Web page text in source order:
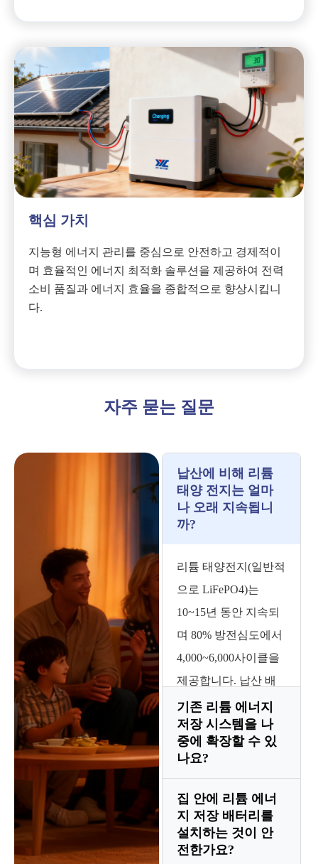
핵심 가치
지능형 에너지 관리를 중심으로 안전하고 경제적이
며 효율적인 에너지 최적화 솔루션을 제공하여 전력
소비 품질과 에너지 효율을 종합적으로 향상시킵니
다.
자주 묻는 질문
납산에 비해 리튬
태양 전지는 얼마
나 오래 지속됩니
까?
리튬 태양전지(일반적
으로 LiFePO4)는
10~15년 동안 지속되
며 80% 방전심도에서
4,000~6,000사이클을
제공합니다. 납산 배
터리는 일반적으로
3~5년마다 교체해야
하므로 시간이 지남에
율성이 훨씬 높아집니
다.
기존 리튬 에너지
저장 시스템을 나
중에 확장할 수 있
나요?
대부분의 모듈식 리튬
시스템은 병렬 확장을
허용합니다. 그러나
집 안에 리튬 에너
지 저장 배터리를
설치하는 것이 안
전한가요?